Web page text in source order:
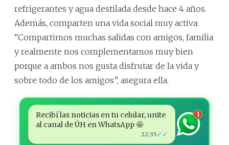
refrigerantes y agua destilada desde hace 4 años.
Además, comparten una vida social muy activa:
“Compartimos muchas salidas con amigos, familia
y realmente nos complementamos muy bien
porque a ambos nos gusta disfrutar de la vida y
sobre todo de los amigos”, asegura ella.
Recibí las noticias en tu celular, unite
al canal de ÚH en WhatsApp 🤩
22:35✓✓
1